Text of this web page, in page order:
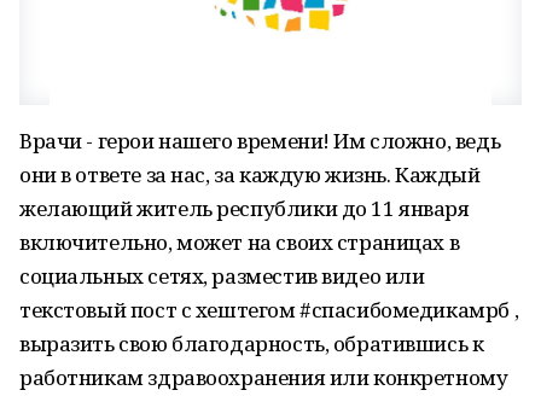
Врачи - герои нашего времени! Им сложно, ведь
они в ответе за нас, за каждую жизнь. Каждый
желающий житель республики до 11 января
включительно, может на своих страницах в
социальных сетях, разместив видео или
текстовый пост с хештегом #спасибомедикамрб ,
выразить свою благодарность, обратившись к
работникам здравоохранения или конкретному